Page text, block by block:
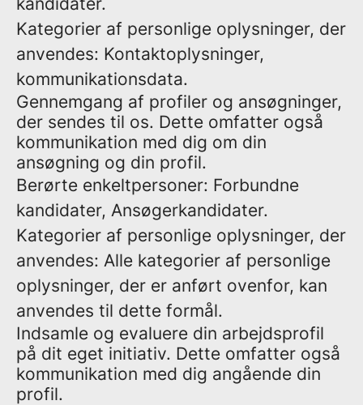
Kategorier af personlige oplysninger, der
anvendes: Kontaktoplysninger,
kommunikationsdata.
Gennemgang af profiler og ansøgninger,
der sendes til os. Dette omfatter også
kommunikation med dig om din
ansøgning og din profil.
Berørte enkeltpersoner: Forbundne
kandidater, Ansøgerkandidater.
Kategorier af personlige oplysninger, der
anvendes: Alle kategorier af personlige
oplysninger, der er anført ovenfor, kan
anvendes til dette formål.
Indsamle og evaluere din arbejdsprofil
på dit eget initiativ. Dette omfatter også
kommunikation med dig angående din
profil.